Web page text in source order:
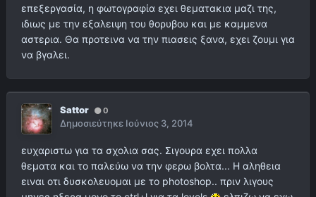
επεξεργασία, η φωτογραφία εχει θεματακια μαζι της,
ιδιως με την εξαλειψη του θορυβου και με καμμενα
αστερια. Θα προτεινα να την πιασεις ξανα, εχει ζουμι για
να βγαλει.
Sattor 0
Δημοσιεύτηκε Ιούνιος 3, 2014
ευχαριστω για τα σχολια σας. Σιγουρα εχει πολλα
θεματα και το παλεύω να την φερω βολτα... Η αληθεια
ειναι οτι δυσκολευομαι με το photoshop.. πριν λιγους